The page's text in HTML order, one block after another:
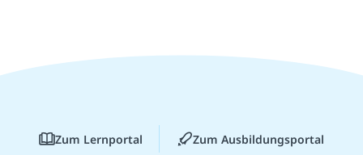
Zum Lernportal Zum Ausbildungsportal